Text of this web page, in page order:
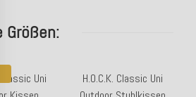
Uni
H.O.C.K. Classic Uni